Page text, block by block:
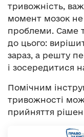
тривожність,
момент мозок не
проблеми. Саме
до цього:
зараз, а решту
і зосередитися
Помічним
тривожності
прийняття